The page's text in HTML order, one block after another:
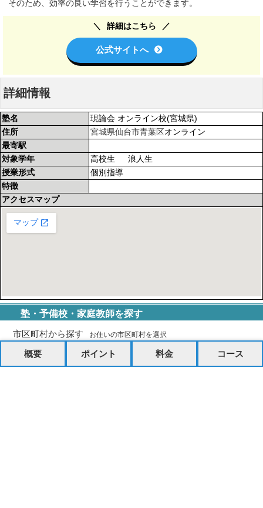
そのため、効率の良い学習を行うことができます。
詳細はこちら
公式サイトへ
詳細情報
塾名
現論会 オンライン校(宮城県)
住所
宮城県仙台市青葉区オンライン
最寄駅
対象学年
高校生 浪人生
授業形式
個別指導
特徴
アクセスマップ
概要 ポイント 料金 コース
塾・予備校・家庭教師を探す
市区町村から探す お住いの市区町村を選択
路線・駅から探す 最寄り駅を選択